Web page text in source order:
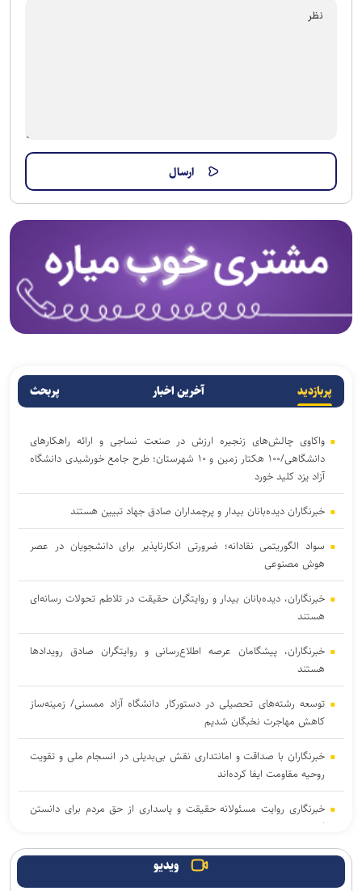
پربازدید آخرین اخبار پربحث
واکاوی چالش‌های زنجیره ارزش در صنعت نساجی و ارائه راهکارهای
دانشگاهی/۱۰۰ هکتار زمین و ۱۰ شهرستان؛ طرح جامع خورشیدی دانشگاه
آزاد یزد کلید خورد
خبرنگاران دیده‌بانان بیدار و پرچمداران صادق جهاد تبیین هستند
سواد الگوریتمی نقادانه؛ ضرورتی انکارناپذیر برای دانشجویان در عصر
هوش مصنوعی
خبرنگاران، دیده‌بانان بیدار و روایتگران حقیقت در تلاطم تحولات رسانه‌ای
هستند
خبرنگاران، پیشگامان عرصه اطلاع‌رسانی و روایتگران صادق رویداد‌ها
هستند
توسعه رشته‌های تحصیلی در دستورکار دانشگاه آزاد ممسنی/ زمینه‌ساز
کاهش مهاجرت نخبگان شدیم
خبرنگاران با صداقت و امانتداری نقش بی‌بدیلی در انسجام ملی و تقویت
روحیه مقاومت ایفا کرده‌اند
خبرنگاری روایت مسئولانه حقیقت و پاسداری از حق مردم برای دانستن
است
«روز خبرنگار» پاسداشت کسانی است که برای اعتلای آگاهی عمومی از
ویدیو